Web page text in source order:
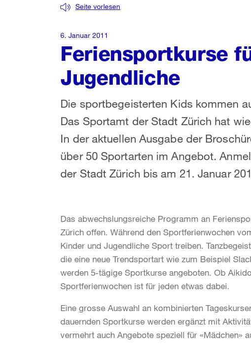
Feriensportkurse
Jugendliche
Seite vorlesen
Die sportbegeisterten Kids kommen
Das Sportamt der Stadt Zürich hat
In der aktuellen Ausgabe der
über 50 Sportarten im Angebot.
der Stadt Zürich bis am 21. Januar
6. Januar 2011
Das abwechslungsreiche Programm an
Zürich offen. Während den Sportferienwochen
Kinder und Jugendliche Sport treiben.
die eine neue Trendsportart wie zum Beispiel
werden 5-tägige Sportkurse angeboten. Ob
Sportferienwochen ist für jeden etwas dabei.
Eine grosse Auswahl an kombinierten
dauernden Sportkurse werden ergänzt mit
vermehrt auch Angebote speziell für «Mädchen»